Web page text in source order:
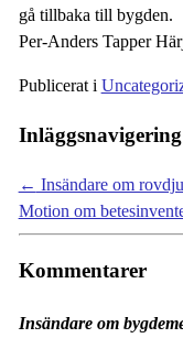
gå tillbaka till bygden.
Per-Anders Tapper
Publicerat i
Inläggsnavigering
← Insändare om
Motion om
Kommentarer
Insändare om